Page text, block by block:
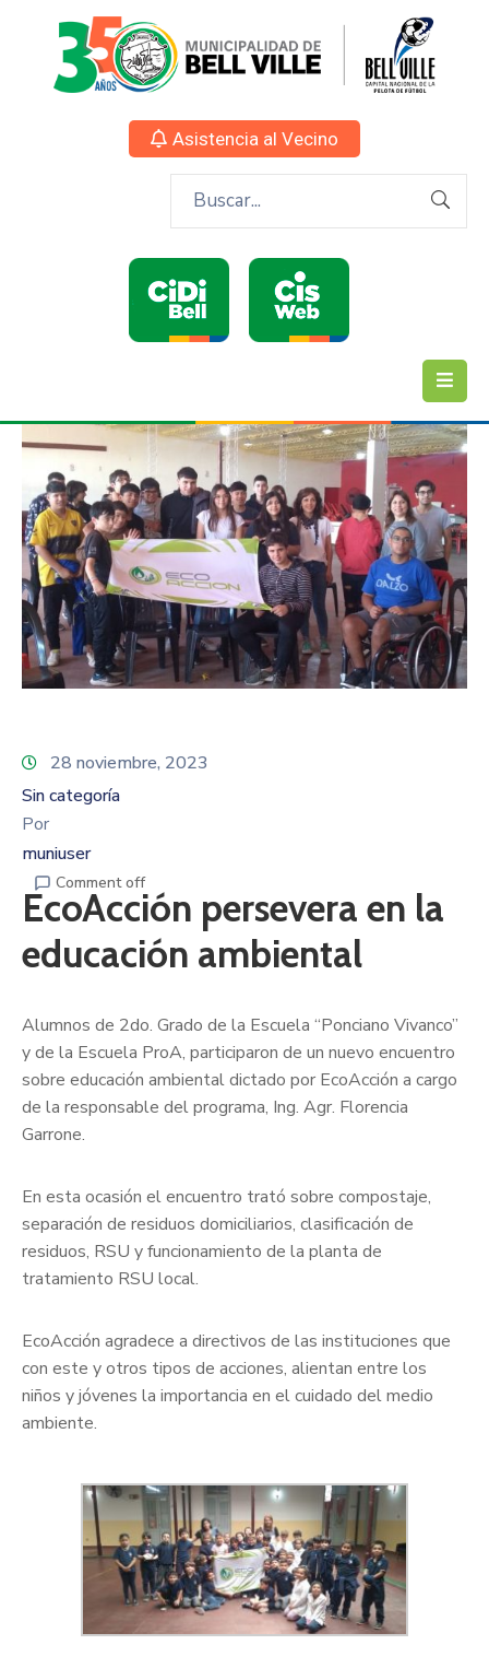
Asistencia al Vecino
28 noviembre, 2023
Sin categoría
Por
muniuser
Comment off
EcoAcción persevera en la
educación ambiental
Alumnos de 2do. Grado de la Escuela “Ponciano Vivanco”
y de la Escuela ProA, participaron de un nuevo encuentro
sobre educación ambiental dictado por EcoAcción a cargo
de la responsable del programa, Ing. Agr. Florencia
Garrone.
En esta ocasión el encuentro trató sobre compostaje,
separación de residuos domiciliarios, clasificación de
residuos, RSU y funcionamiento de la planta de
tratamiento RSU local.
EcoAcción agradece a directivos de las instituciones que
con este y otros tipos de acciones, alientan entre los
niños y jóvenes la importancia en el cuidado del medio
ambiente.